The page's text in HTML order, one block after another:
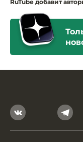
RuTube добавит